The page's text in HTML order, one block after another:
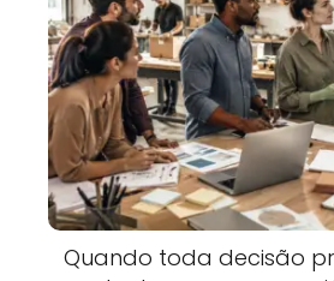
Quando toda decisão